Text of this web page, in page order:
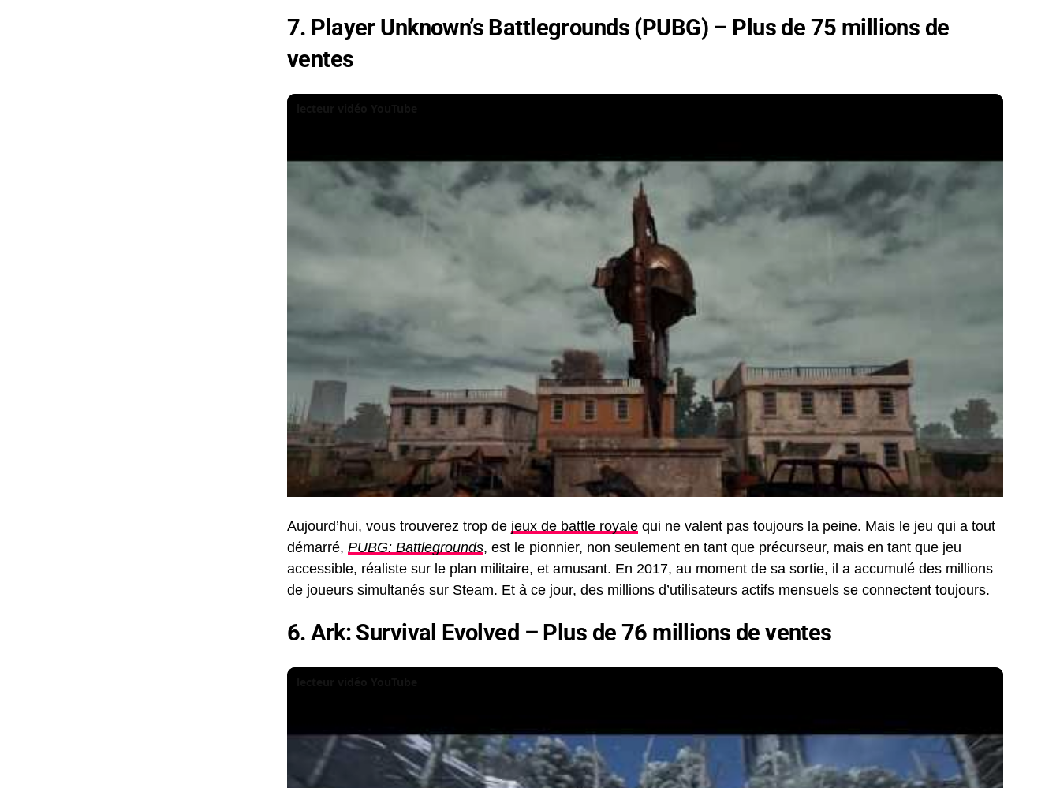
7. Player Unknown’s Battlegrounds (PUBG) – Plus de 75 millions de
ventes
Aujourd’hui, vous trouverez trop de jeux de battle royale qui ne valent pas toujours la peine. Mais le jeu qui a tout
démarré, PUBG: Battlegrounds, est le pionnier, non seulement en tant que précurseur, mais en tant que jeu
accessible, réaliste sur le plan militaire, et amusant. En 2017, au moment de sa sortie, il a accumulé des millions
de joueurs simultanés sur Steam. Et à ce jour, des millions d’utilisateurs actifs mensuels se connectent toujours.
6. Ark: Survival Evolved – Plus de 76 millions de ventes